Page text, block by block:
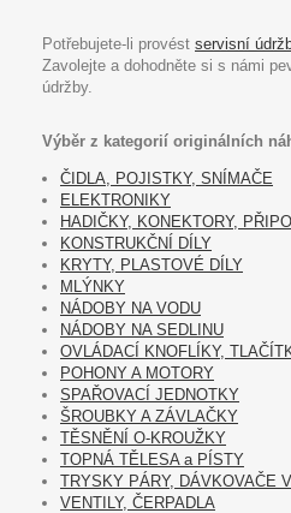
Potřebujete-li provést servisní
Zavolejte a dohodněte si s námi
údržby.
Výběr z kategorií originálních
ČIDLA, POJISTKY, SNÍMAČE
ELEKTRONIKY
HADIČKY, KONEKTORY,
KONSTRUKČNÍ DÍLY
KRYTY, PLASTOVÉ DÍLY
MLÝNKY
NÁDOBY NA VODU
NÁDOBY NA SEDLINU
OVLÁDACÍ KNOFLÍKY,
POHONY A MOTORY
SPAŘOVACÍ JEDNOTKY
ŠROUBKY A ZÁVLAČKY
TĚSNĚNÍ O-KROUŽKY
TOPNÁ TĚLESA a PÍSTY
TRYSKY PÁRY, DÁVKOVAČE
VENTILY, ČERPADLA